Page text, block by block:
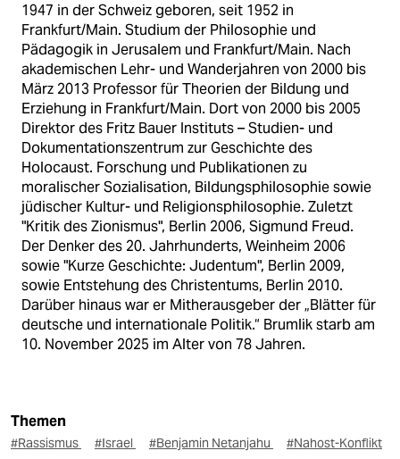
1947 in der Schweiz geboren, seit 1952 in
Frankfurt/Main. Studium der Philosophie und
Pädagogik in Jerusalem und Frankfurt/Main. Nach
akademischen Lehr- und Wanderjahren von 2000 bis
März 2013 Professor für Theorien der Bildung und
Erziehung in Frankfurt/Main. Dort von 2000 bis 2005
Direktor des Fritz Bauer Instituts – Studien- und
Dokumentationszentrum zur Geschichte des
Holocaust. Forschung und Publikationen zu
moralischer Sozialisation, Bildungsphilosophie sowie
jüdischer Kultur- und Religionsphilosophie. Zuletzt
"Kritik des Zionismus", Berlin 2006, Sigmund Freud.
Der Denker des 20. Jahrhunderts, Weinheim 2006
sowie "Kurze Geschichte: Judentum", Berlin 2009,
sowie Entstehung des Christentums, Berlin 2010.
Darüber hinaus war er Mitherausgeber der „Blätter für
deutsche und internationale Politik.“ Brumlik starb am
10. November 2025 im Alter von 78 Jahren.
Themen
#Rassismus #Israel #Benjamin Netanjahu
#Nahost-Konflikt